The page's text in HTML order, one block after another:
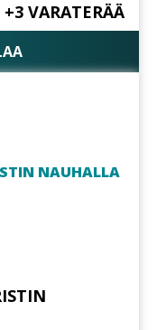
VARATERÄÄ